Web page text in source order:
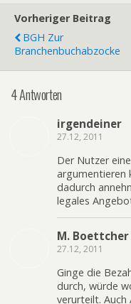
Vorheriger Beitrag
BGH Zur
Branchenbuchabzocke
4 Antworten
irgendeiner
27.12, 2011
Der Nutzer
argumentieren
dadurch
legales
M. Boettcher
27.12, 2011
Ginge die
durch, würde
verurteilt. Auch